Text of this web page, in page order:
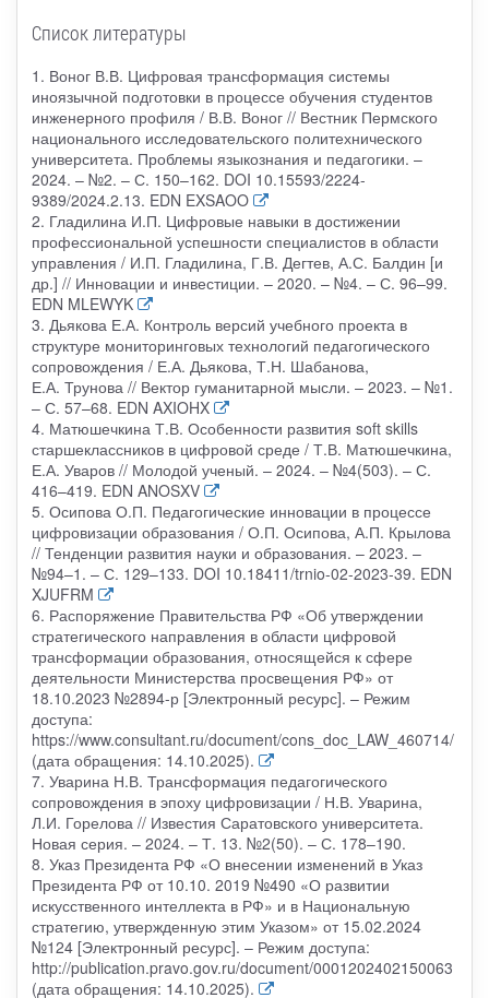
Список литературы
1. Воног В.В. Цифровая трансформация системы
иноязычной подготовки в процессе обучения студентов
инженерного профиля / В.В. Воног // Вестник Пермского
национального исследовательского политехнического
университета. Проблемы языкознания и педагогики. –
2024. – №2. – С. 150–162. DOI 10.15593/2224-
9389/2024.2.13. EDN EXSAOO
2. Гладилина И.П. Цифровые навыки в достижении
профессиональной успешности специалистов в области
управления / И.П. Гладилина, Г.В. Дегтев, А.С. Балдин [и
др.] // Инновации и инвестиции. – 2020. – №4. – С. 96–99.
EDN MLEWYK
3. Дьякова Е.А. Контроль версий учебного проекта в
структуре мониторинговых технологий педагогического
сопровождения / Е.А. Дьякова, Т.Н. Шабанова,
Е.А. Трунова // Вектор гуманитарной мысли. – 2023. – №1.
– С. 57–68. EDN AXIOHX
4. Матюшечкина Т.В. Особенности развития soft skills
старшеклассников в цифровой среде / Т.В. Матюшечкина,
Е.А. Уваров // Молодой ученый. – 2024. – №4(503). – С.
416–419. EDN ANOSXV
5. Осипова О.П. Педагогические инновации в процессе
цифровизации образования / О.П. Осипова, А.П. Крылова
// Тенденции развития науки и образования. – 2023. –
№94–1. – С. 129–133. DOI 10.18411/trnio-02-2023-39. EDN
XJUFRM
6. Распоряжение Правительства РФ «Об утверждении
стратегического направления в области цифровой
трансформации образования, относящейся к сфере
деятельности Министерства просвещения РФ» от
18.10.2023 №2894-р [Электронный ресурс]. – Режим
доступа:
https://www.consultant.ru/document/cons_doc_LAW_460714/
(дата обращения: 14.10.2025).
7. Уварина Н.В. Трансформация педагогического
сопровождения в эпоху цифровизации / Н.В. Уварина,
Л.И. Горелова // Известия Саратовского университета.
Новая серия. – 2024. – Т. 13. №2(50). – С. 178–190.
8. Указ Президента РФ «О внесении изменений в Указ
Президента РФ от 10.10. 2019 №490 «О развитии
искусственного интеллекта в РФ» и в Национальную
стратегию, утвержденную этим Указом» от 15.02.2024
№124 [Электронный ресурс]. – Режим доступа:
http://publication.pravo.gov.ru/document/0001202402150063
(дата обращения: 14.10.2025).